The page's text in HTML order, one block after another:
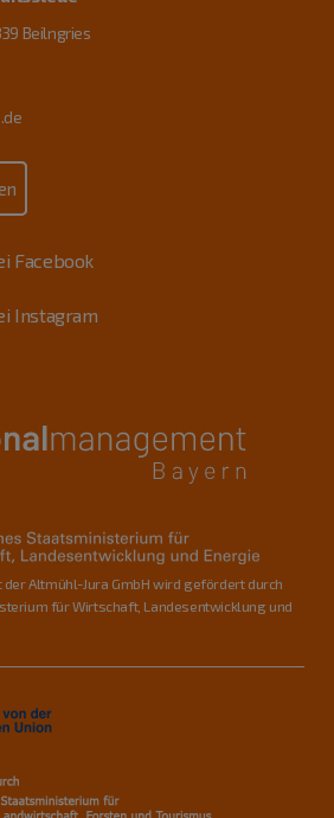
Beilngries
Facebook
Instagram
Altmühl-Jura GmbH wird gefördert durch
für Wirtschaft, Landesentwicklung und